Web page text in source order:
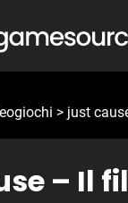
> just
– Il